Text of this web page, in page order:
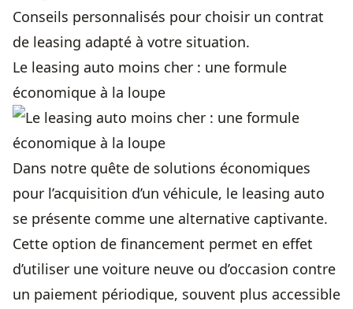
Conseils personnalisés pour choisir un contrat
de leasing adapté à votre situation.
Le leasing auto moins cher : une formule
économique à la loupe
Dans notre quête de solutions économiques
pour l’acquisition d’un véhicule, le leasing auto
se présente comme une alternative captivante.
Cette option de financement permet en effet
d’utiliser une voiture neuve ou d’occasion contre
un paiement périodique, souvent plus accessible